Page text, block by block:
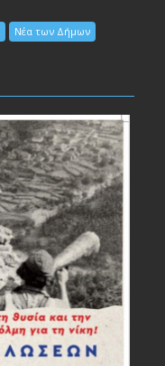
Νέα των Δήμων